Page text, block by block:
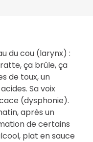
du cou (larynx) :
ça brûle, ça
de toux, un
Sa voix
(dysphonie).
après un
de certains
plat en sauce